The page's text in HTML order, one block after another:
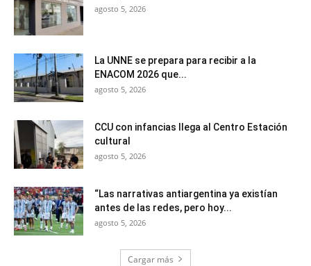
agosto 5, 2026
La UNNE se prepara para recibir a la
ENACOM 2026 que...
agosto 5, 2026
CCU con infancias llega al Centro Estación
cultural
agosto 5, 2026
“Las narrativas antiargentina ya existían
antes de las redes, pero hoy...
agosto 5, 2026
Cargar más